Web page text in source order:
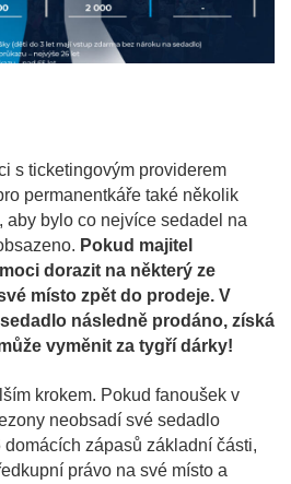
s ticketingovým providerem
permanentkáře také několik
aby bylo co nejvíce sedadel na
Pokud majitel
dorazit na některý ze
místo zpět do prodeje. V
následně prodáno, získá
vyměnit za tygří dárky!
krokem. Pokud fanoušek v
neobsadí své sedadlo
zápasů základní části,
právo na své místo a